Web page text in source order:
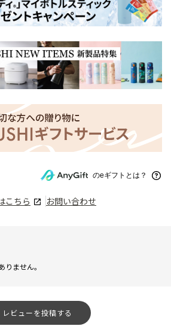
のeギフトとは？
こちら お問い合わせ
ません。
レビューを投稿する